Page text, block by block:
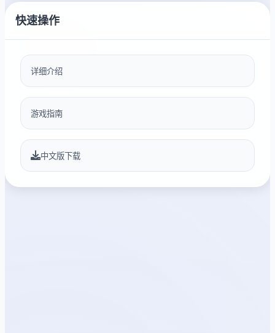
快速操作
详细介绍
游戏指南
中文版下载